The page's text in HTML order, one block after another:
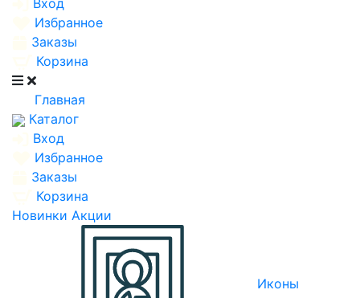
Вход
Избранное
Заказы
Корзина
Главная
Каталог
Вход
Избранное
Заказы
Корзина
Новинки Акции
Иконы